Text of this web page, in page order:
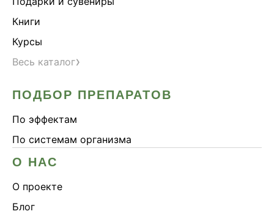
Книги
Курсы
Весь каталог›
ПОДБОР ПРЕПАРАТОВ
По эффектам
По системам организма
О НАС
О проекте
Блог